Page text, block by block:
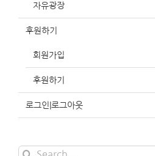
자유광장
후원하기
회원가입
후원하기
로그인|로그아웃
Search